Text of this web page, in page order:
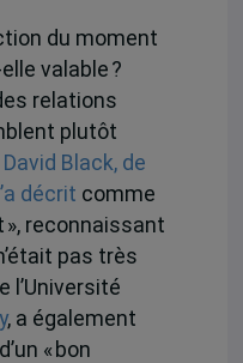
du moment
valable ?
relations
plutôt
Black, de
décrit comme
», reconnaissant
pas très
l’Université
, a également
« bon